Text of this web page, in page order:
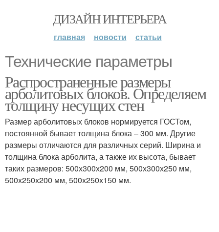
ДИЗАЙН ИНТЕРЬЕРА
главная новости статьи
Технические параметры
Распространенные размеры
арболитовых блоков. Определяем
толщину несущих стен
Размер арболитовых блоков нормируется ГОСТом,
постоянной бывает толщина блока – 300 мм. Другие
размеры отличаются для различных серий. Ширина и
толщина блока арболита, а также их высота, бывает
таких размеров: 500х300х200 мм, 500х300х250 мм,
500х250х200 мм, 500х250х150 мм.